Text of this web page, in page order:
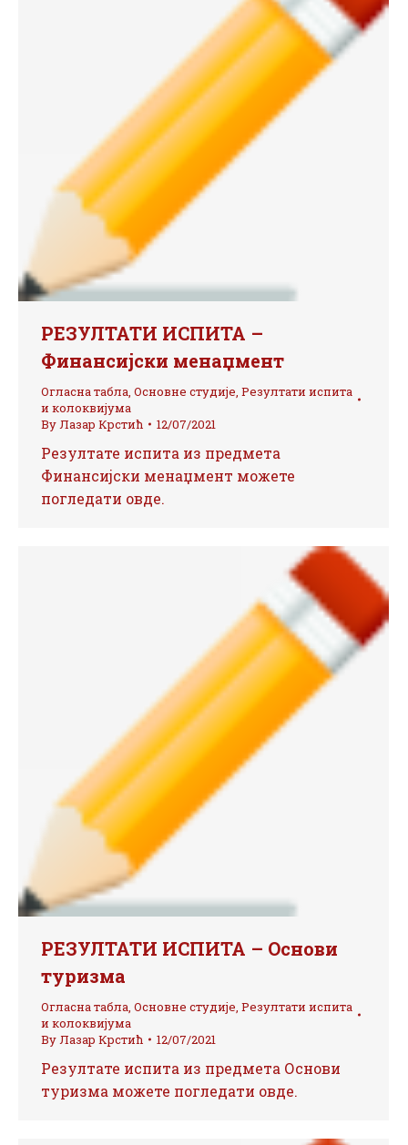
РЕЗУЛТАТИ ИСПИТА –
Финансијски менаџмент
Огласна табла, Основне студије, Резултати испита
и колоквијума
ByЛазар Крстић 12/07/2021
Резултате испита из предмета
Финансијски менаџмент можете
погледати овде.
РЕЗУЛТАТИ ИСПИТА – Основи
туризма
Огласна табла, Основне студије, Резултати испита
и колоквијума
ByЛазар Крстић 12/07/2021
Резултате испита из предмета Основи
туризма можете погледати овде.